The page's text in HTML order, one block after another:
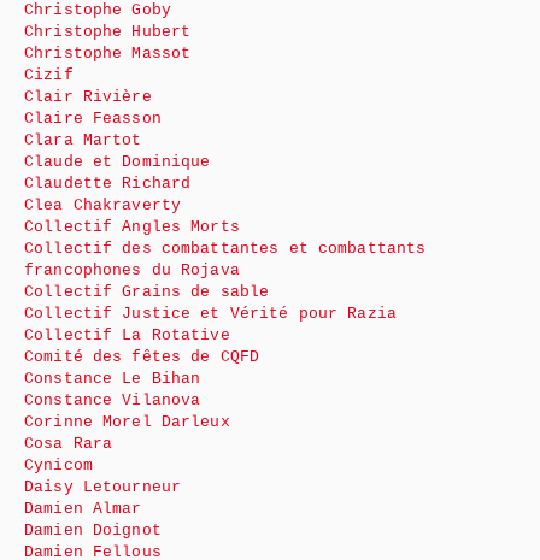
Christophe Goby
Christophe Hubert
Christophe Massot
Cizif
Clair Rivière
Claire Feasson
Clara Martot
Claude et Dominique
Claudette Richard
Clea Chakraverty
Collectif Angles Morts
Collectif des combattantes et combattants
francophones du Rojava
Collectif Grains de sable
Collectif Justice et Vérité pour Razia
Collectif La Rotative
Comité des fêtes de CQFD
Constance Le Bihan
Constance Vilanova
Corinne Morel Darleux
Cosa Rara
Cynicom
Daisy Letourneur
Damien Almar
Damien Doignot
Damien Fellous